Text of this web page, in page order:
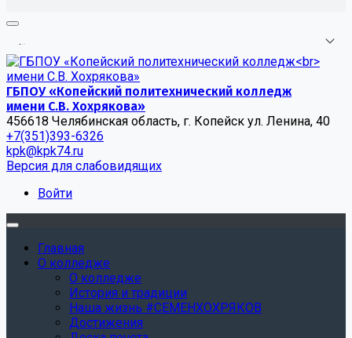
...
ГБПОУ «Копейский политехнический колледж
имени С.В. Хохрякова»
456618 Челябинская область, г. Копейск ул. Ленина, 40
+7(351)393-6326
kpk@kpk74.ru
Версия для слабовидящих
Войти
Главная
О колледже
О колледже
История и традиции
Наша жизнь #СЕМЕНХОХРЯКОВ
Достижения